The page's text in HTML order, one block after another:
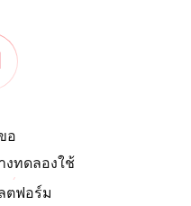
อ
งทดลองใช้
ตฟอร์ม